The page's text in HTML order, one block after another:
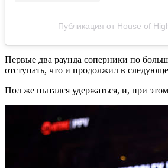
Публикация от House of
Первые два раунда соперники по
отступать, что и продолжил в
Пол же пытался удержаться, и, при